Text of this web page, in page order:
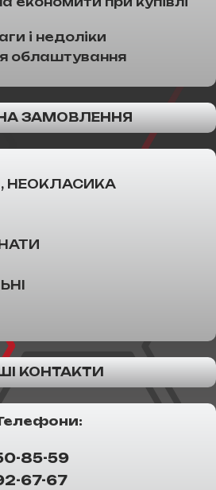
і недоліки
облаштування
ЗАМОВЛЕННЯ
НЕОКЛАСИКА
КОНТАКТИ
85-59
67-67